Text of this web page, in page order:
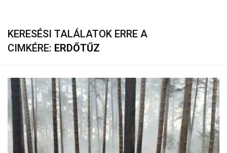
KERESÉSI TALÁLATOK ERRE A
CIMKÉRE: ERDŐTŰZ